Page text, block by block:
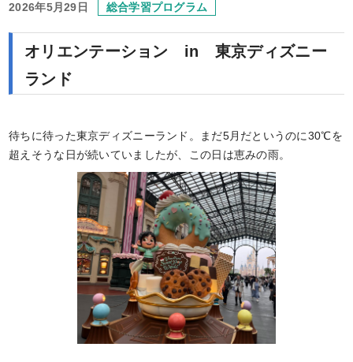
2026年5月29日 総合学習プログラム
オリエンテーション in 東京ディズニー
ランド
待ちに待った東京ディズニーランド。まだ5月だというのに30℃を
超えそうな日が続いていましたが、この日は恵みの雨。